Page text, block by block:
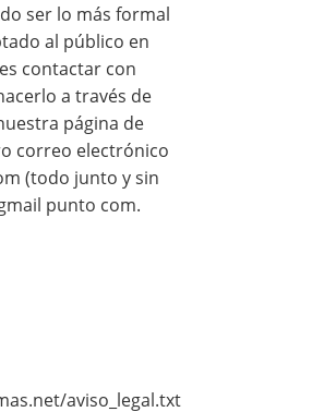
ser lo más formal
al público en
contactar con
a través de
página de
correo electrónico
(todo junto y sin
punto com.
aviso_legal.txt